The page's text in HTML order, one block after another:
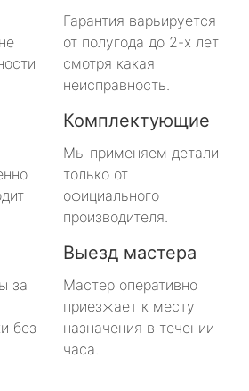
Гарантия варьируется
от полугода до 2-х лет
смотря какая
неисправность.
Комплектующие
Мы применяем детали
только от
официального
производителя.
за
без
Выезд мастера
Мастер оперативно
приезжает к месту
назначения в течении
часа.